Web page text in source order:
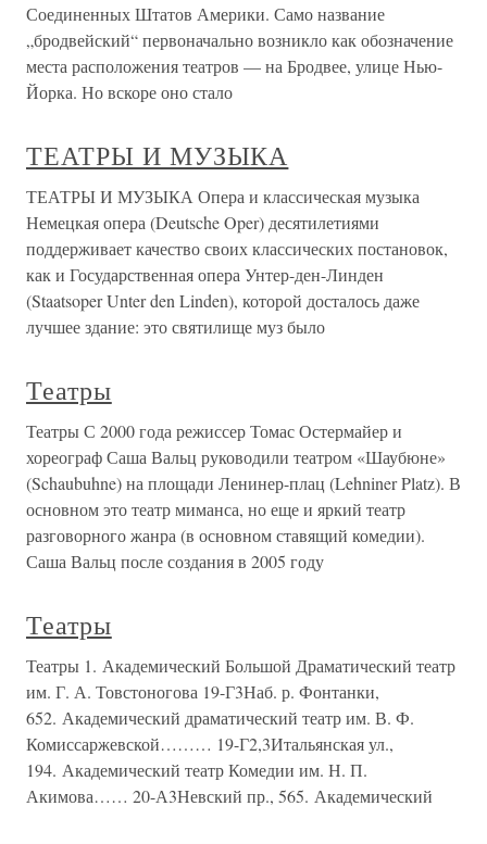
Соединенных Штатов Америки. Само название
„бродвейский“ первоначально возникло как обозначение
места расположения театров — на Бродвее, улице Нью-
Йорка. Но вскоре оно стало
ТЕАТРЫ И МУЗЫКА
ТЕАТРЫ И МУЗЫКА Опера и классическая музыка
Немецкая опера (Deutsche Oper) десятилетиями
поддерживает качество своих классических постановок,
как и Государственная опера Унтер-ден-Линден
(Staatsoper Unter den Linden), которой досталось даже
лучшее здание: это святилище муз было
Театры
Театры С 2000 года режиссер Томас Остермайер и
хореограф Саша Вальц руководили театром «Шаубюне»
(Schaubuhne) на площади Ленинер-плац (Lehniner Platz). В
основном это театр миманса, но еще и яркий театр
разговорного жанра (в основном ставящий комедии).
Саша Вальц после создания в 2005 году
Театры
Театры 1. Академический Большой Драматический театр
им. Г. А. Товстоногова 19-Г3Наб. р. Фонтанки,
652. Академический драматический театр им. В. Ф.
Комиссаржевской……… 19-Г2,3Итальянская ул.,
194. Академический театр Комедии им. Н. П.
Акимова…… 20-А3Невский пр., 565. Академический